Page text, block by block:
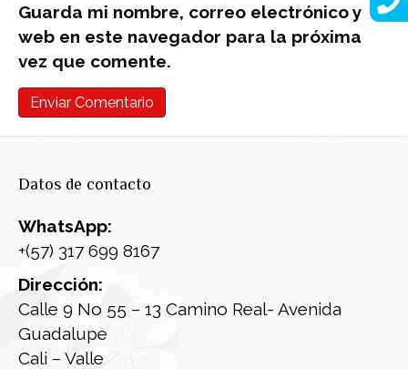
Guarda mi nombre, correo electrónico y
web en este navegador para la próxima
vez que comente.
Datos de contacto
WhatsApp:
+(57) 317 699 8167
Dirección:
Calle 9 No 55 – 13 Camino Real- Avenida
Guadalupe
Cali – Valle